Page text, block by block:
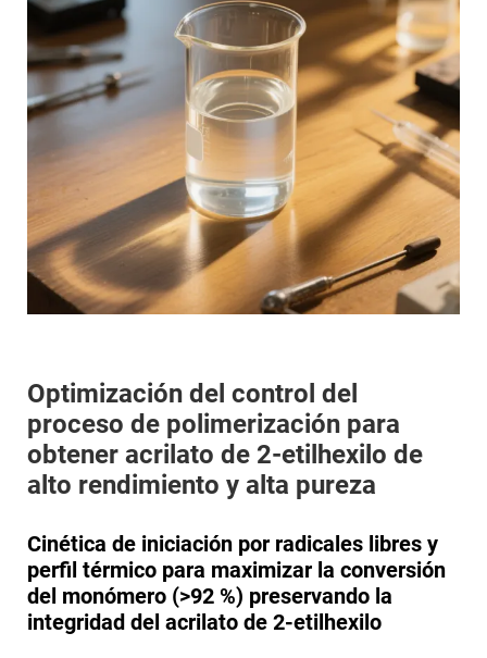
Optimización del control del
proceso de polimerización para
obtener acrilato de 2-etilhexilo de
alto rendimiento y alta pureza
Cinética de iniciación por radicales libres y
perfil térmico para maximizar la conversión
del monómero (>92 %) preservando la
integridad del acrilato de 2-etilhexilo